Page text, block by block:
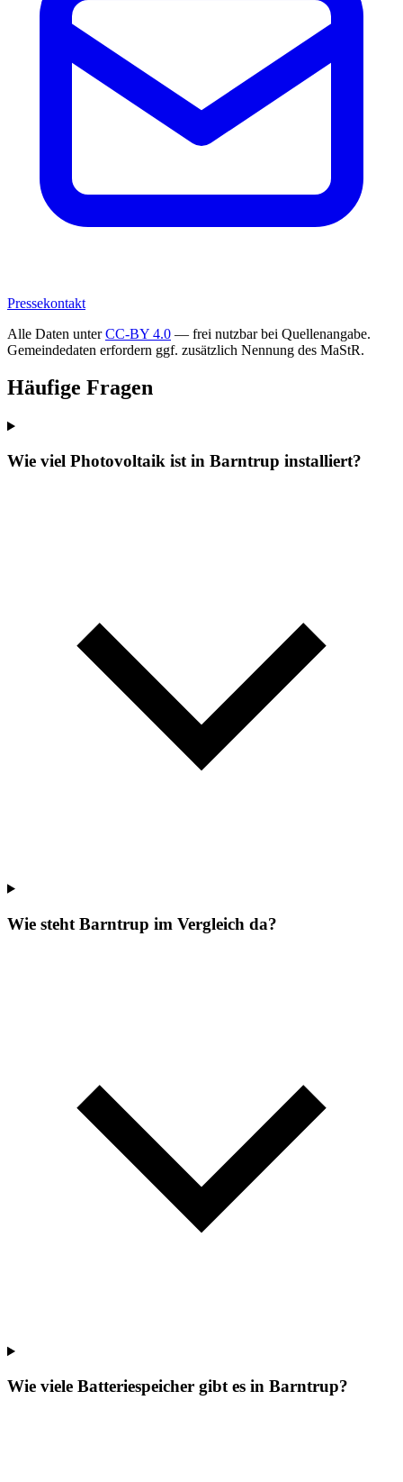
Pressekontakt
Alle Daten unterCC-BY 4.0 — frei nutzbar bei Quellenangabe.
Gemeindedaten erfordern ggf. zusätzlich Nennung des MaStR.
Häufige Fragen
Wie viel Photovoltaik ist in Barntrup installiert?
Wie steht Barntrup im Vergleich da?
Wie viele Batteriespeicher gibt es in Barntrup?